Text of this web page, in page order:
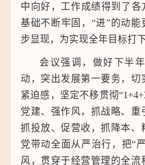
中向好，工作成绩得到了各
基础不断牢固，“进”的动能
步显现，为实现全年目标打
会议强调，做好下半
动，突出发展第一要务，切
紧迫感，坚定不移贯彻
党建、强作风，抓战略、重
抓投放、促营收，抓降本、
党带动全面从严治行，把“
风，贯穿于经营管理的全